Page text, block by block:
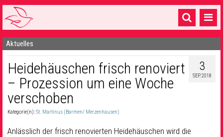
Startseite
1 Pfarrei
16 Gemeinden & mehr
Gottesdienste & Sinnsuche
Sakramente & Feste
Aktuelles
3
SEP. 2018
Heidehäuschen frisch renoviert
– Prozession um eine Woche
verschoben
Kategorie(n):St. Martinus (Barmen/ Merzenhausen)
Anlässlich der frisch renovierten Heidehäuschen wird die